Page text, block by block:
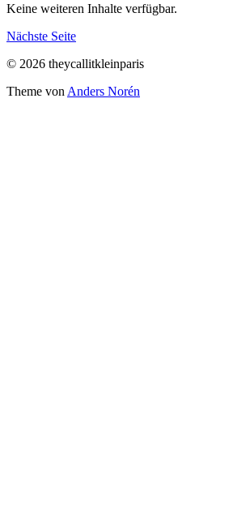
Keine weiteren Inhalte verfügbar.
Nächste Seite
© 2026 theycallitkleinparis
Theme von Anders Norén